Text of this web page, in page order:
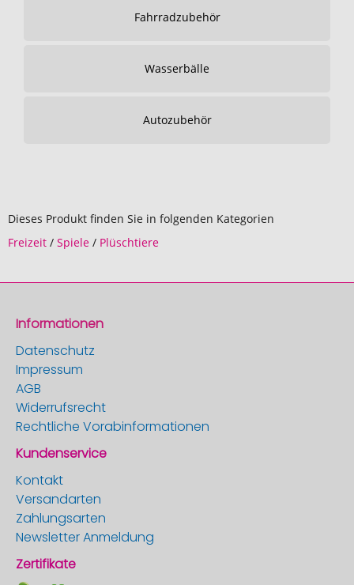
Fahrradzubehör
Wasserbälle
Autozubehör
Dieses Produkt finden Sie in folgenden Kategorien
Freizeit / Spiele / Plüschtiere
Informationen
Datenschutz
Impressum
AGB
Widerrufsrecht
Rechtliche Vorabinformationen
Kundenservice
Kontakt
Versandarten
Zahlungsarten
Newsletter Anmeldung
Zertifikate